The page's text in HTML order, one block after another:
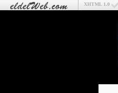
XHTML 1.0